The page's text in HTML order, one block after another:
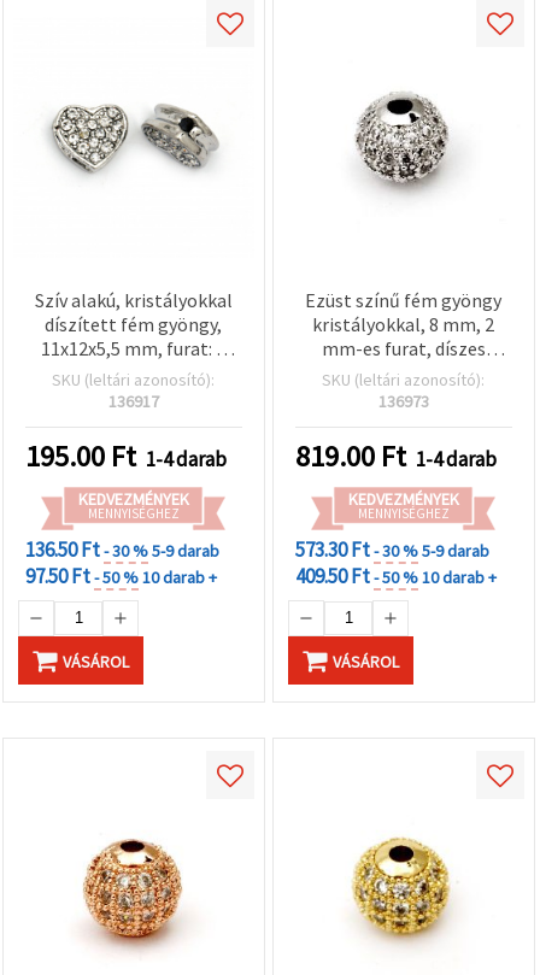
Szív alakú, kristályokkal
díszített fém gyöngy,
11x12x5,5 mm, furat: 1
mm, ezüst színű
SKU (leltári azonosító):
136917
195.00 Ft 1-4 darab
KEDVEZMÉNYEK
MENNYISÉGHEZ
136.50 Ft- 30 %5-9 darab
97.50 Ft- 50 %10 darab +
VÁSÁROL
Ezüst színű fém gyöngy
kristályokkal, 8 mm, 2
mm-es furat, díszes
mintás –
ékszerkészítéshez
SKU (leltári azonosító):
136973
819.00 Ft 1-4 darab
KEDVEZMÉNYEK
MENNYISÉGHEZ
573.30 Ft- 30 %5-9 darab
409.50 Ft- 50 %10 darab +
VÁSÁROL